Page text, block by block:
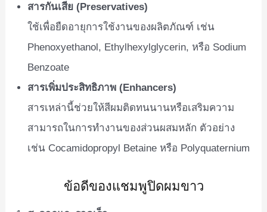
สารกันเสีย (Preservatives)
ใช้เพื่อยืดอายุการใช้งานของผลิตภัณฑ์ เช่น
Phenoxyethanol, Ethylhexylglycerin, หรือ Sodium
Benzoate
สารเพิ่มประสิทธิภาพ (Enhancers)
สารเหล่านี้ช่วยให้สีผมติดทนนานหรือเสริมความ
สามารถในการทำงานของส่วนผสมหลัก ตัวอย่าง
เช่น Cocamidopropyl Betaine หรือ Polyquaternium
ข้อดีของแชมพูปิดผมขาว